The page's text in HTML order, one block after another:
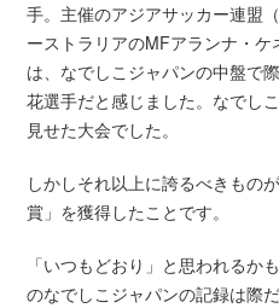
手。主催のアジアサッカー連盟
ーストラリアのMFアランナ・
は、なでしこジャパンの中盤で
花選手だと感じました。なでし
見せた大会でした。
しかしそれ以上に誇るべきもの
賞」を獲得したことです。
「いつもどおり」と思われるか
のなでしこジャパンの記録は際